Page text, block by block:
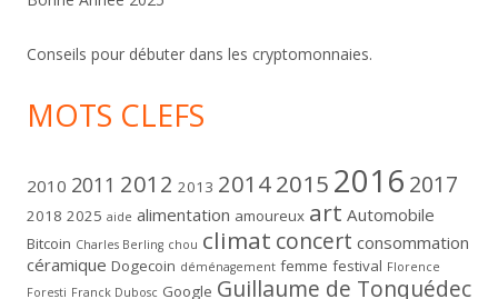
Conseils pour débuter dans les cryptomonnaies.
MOTS CLEFS
2010 2011 2012 2013 20142015 2016 2017
2018 2025 aide alimentation amoureux art Automobile
Bitcoin Charles Berling chou climat concert consommation
céramique Dogecoin déménagement femme festival Florence
Foresti Franck Dubosc Google Guillaume de Tonquédec